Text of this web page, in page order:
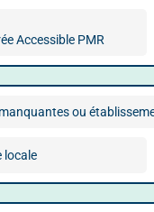
Accessible PMR
ou
locale